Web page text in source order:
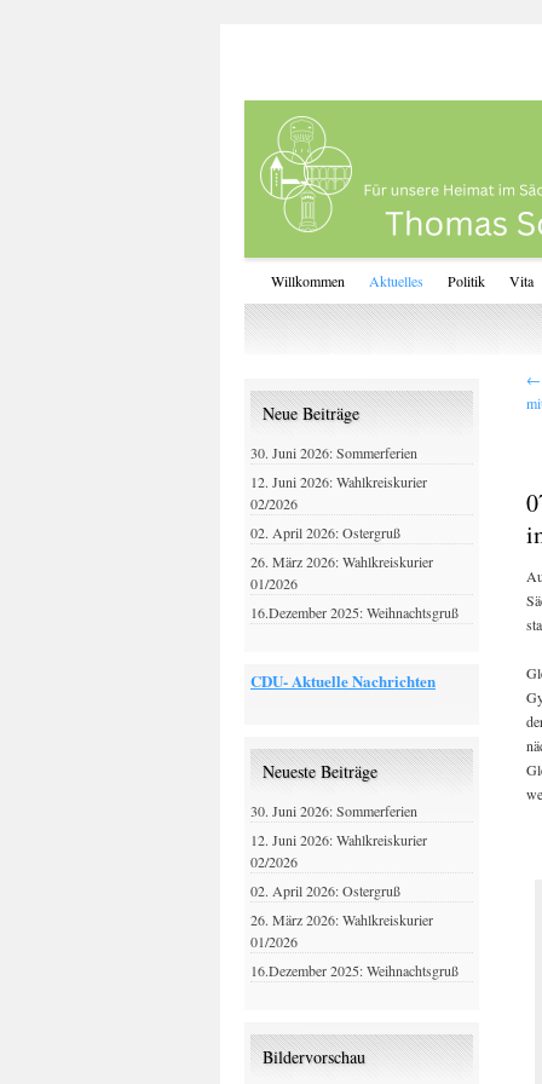
Willkommen Aktuelles Politik Vita
←
Neue Beiträge
30. Juni 2026: Sommerferien
12. Juni 2026: Wahlkreiskurier
02/2026
02. April 2026: Ostergruß
26. März 2026: Wahlkreiskurier
01/2026
16.Dezember 2025: Weihnachtsgruß
CDU- Aktuelle Nachrichten
Neueste Beiträge
30. Juni 2026: Sommerferien
12. Juni 2026: Wahlkreiskurier
02/2026
02. April 2026: Ostergruß
26. März 2026: Wahlkreiskurier
01/2026
16.Dezember 2025: Weihnachtsgruß
Bildervorschau